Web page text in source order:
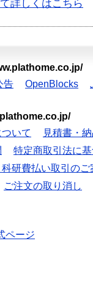
詳しくはこちら
告 OpenBlocks
いて
見積書・
特定商取引法に
研費払い取引のご
ご注文の取り消し
ページ